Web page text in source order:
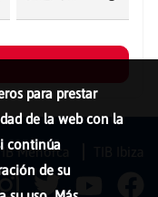
para prestar
de la web con la
continúa
de su
Menorca